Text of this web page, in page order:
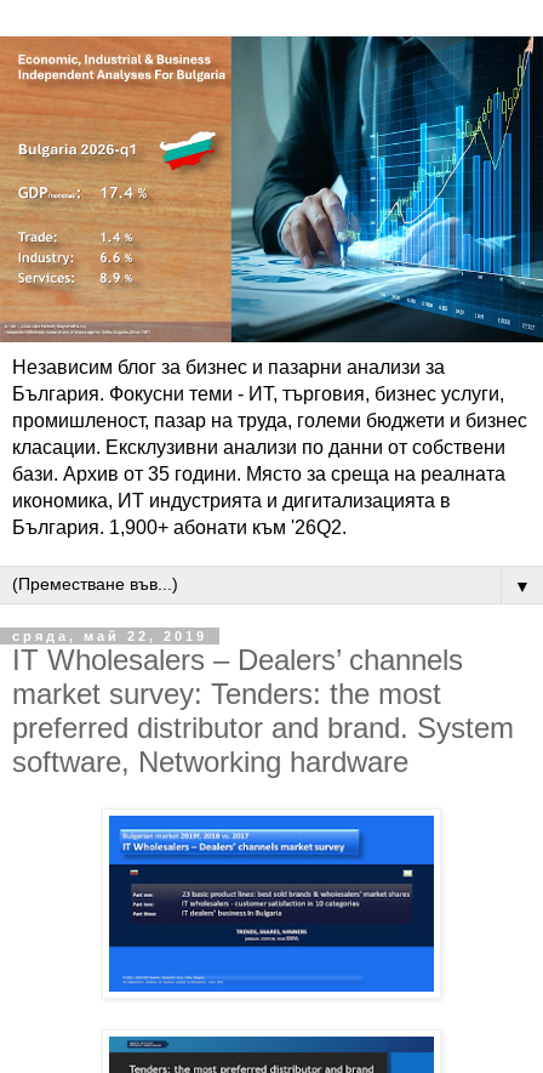
Независим блог за бизнес и пазарни анализи за
България. Фокусни теми - ИТ, търговия, бизнес услуги,
промишленост, пазар на труда, големи бюджети и бизнес
класации. Ексклузивни анализи по данни от собствени
бази. Архив от 35 години. Място за среща на реалната
икономика, ИТ индустрията и дигитализацията в
България. 1,900+ абонати към '26Q2.
▼
сряда, май 22, 2019
IT Wholesalers – Dealers’ channels
market survey: Tenders: the most
preferred distributor and brand. System
software, Networking hardware